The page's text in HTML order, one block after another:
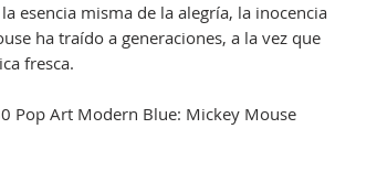
esencia misma de la alegría, la inocencia
ha traído a generaciones, a la vez que
fresca.
Pop Art Modern Blue: Mickey Mouse